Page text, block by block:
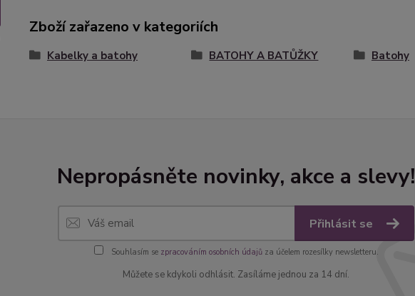
Zboží zařazeno v kategoriích
Kabelky a batohy BATOHY A BATŮŽKY Batohy
Nepropásněte novinky, akce a slevy!
Přihlásit se
Souhlasím se zpracováním osobních údajůza účelem rozesílky newsletteru.
Můžete se kdykoli odhlásit. Zasíláme jednou za 14 dní.